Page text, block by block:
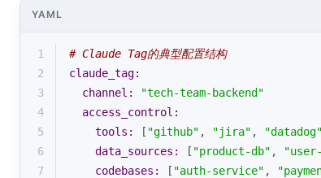
YAML
1
# Claude Tag的典型配置结构
2
claude_tag:
3
channel:
"tech-team-backend"
4
access_control:
5
tools: [ "github" , "jira" , "datadog"
6
data_sources: [ "product-db" ,
7
codebases: [ "auth-service" ,